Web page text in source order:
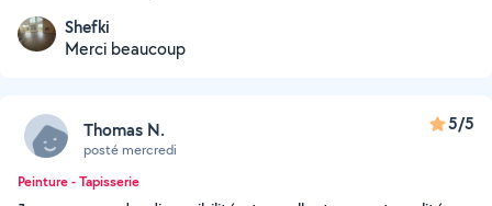
Shefki
Merci beaucoup
Thomas N.
posté mercredi
5/5
Peinture - Tapisserie